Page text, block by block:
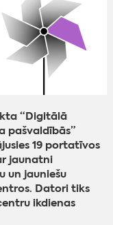
“Digitālā
pašvaldībās”
19 portatīvos
jaunatni
un jauniešu
Datori tiks
ikdienas